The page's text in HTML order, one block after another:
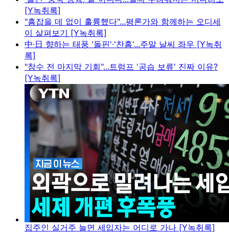
[Y녹취록]
"흠잡을 데 없이 훌륭했다"...평론가와 함께하는 오디세
이 살펴보기 [Y녹취록]
中·日 향하는 태풍 '돌핀'·'찬홈'...주말 날씨 좌우 [Y녹취
록]
"참수 전 마지막 기회"...트럼프 '공습 보류' 진짜 이유?
[Y녹취록]
집주인 실거주 늘면 세입자는 어디로 가나 [Y녹취록]